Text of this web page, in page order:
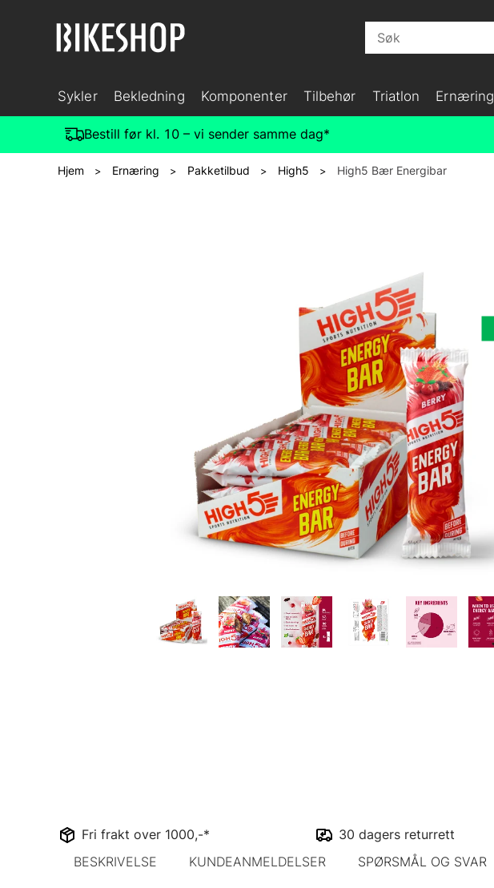
Sykler Bekledning Komponenter Tilbehør Triatlon Ernæring
Bestill før kl. 10 – vi sender samme dag*
Hjem > Ernæring > Pakketilbud > High5 > High5 Bær Energibar
Fri frakt over 1000,-* 30 dagers returrett
BESKRIVELSE KUNDEANMELDELSER SPØRSMÅL OG SVAR